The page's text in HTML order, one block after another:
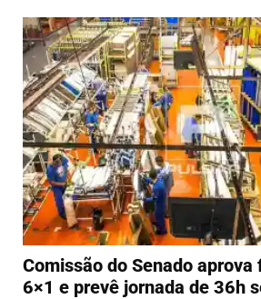
Comissão do Senado aprova
6×1 e prevê jornada de 36h